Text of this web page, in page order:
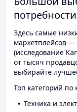
потребности
Здесь самые
маркетплейсов —
(исследование
от тысяч
выбирайте
Топ категорий по
Техника и